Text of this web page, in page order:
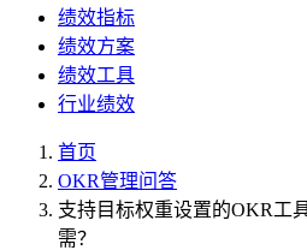
绩效指标
绩效方案
绩效工具
行业绩效
首页
OKR管理问答
支持目标权重设置的OKR工
需？